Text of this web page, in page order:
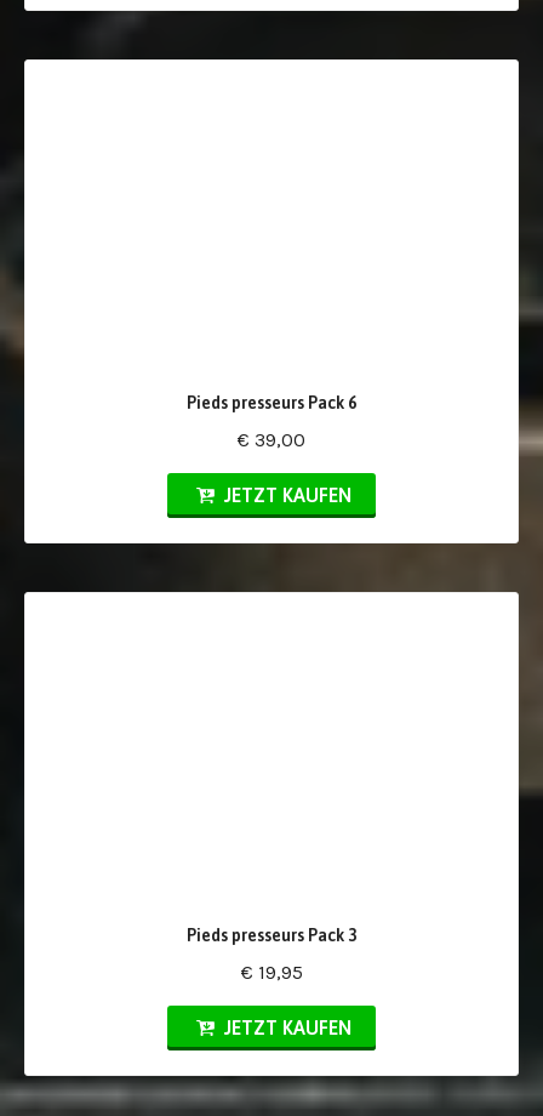
Pieds presseurs Pack 6
€ 39,00
JETZT KAUFEN
Pieds presseurs Pack 3
€ 19,95
JETZT KAUFEN